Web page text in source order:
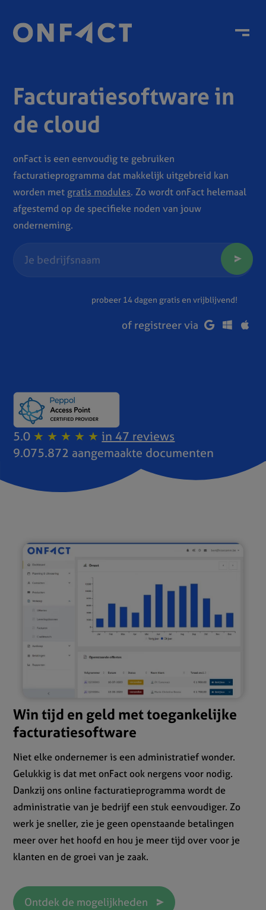
Menu
Facturatiesoftware in
de cloud
onFact is een eenvoudig te gebruiken
facturatieprogramma dat makkelijk uitgebreid kan
worden met gratis modules. Zo wordt onFact helemaal
afgestemd op de specifieke noden van jouw
onderneming.
probeer 14 dagen gratis en vrijblijvend!
of registreer via
5.0 ★ ★ ★ ★ ★ in 47 reviews
9.075.872 aangemaakte documenten
Win tijd en geld met toegankelijke
facturatiesoftware
Niet elke ondernemer is een administratief wonder.
Gelukkig is dat met onFact ook nergens voor nodig.
Dankzij ons online facturatieprogramma wordt de
administratie van je bedrijf een stuk eenvoudiger. Zo
werk je sneller, zie je geen openstaande betalingen
meer over het hoofd en hou je meer tijd over voor je
klanten en de groei van je zaak.
Ontdek de mogelijkheden